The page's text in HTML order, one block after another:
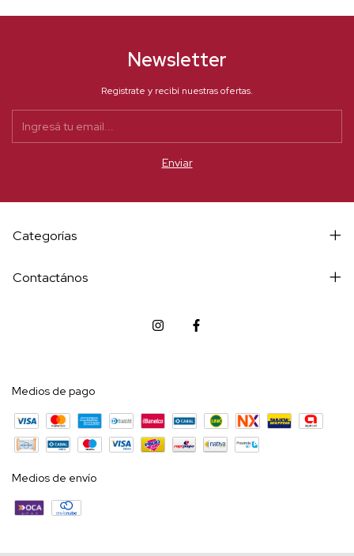
Newsletter
Registrate y recibí nuestras ofertas.
Categorías
Contactános
Medios de pago
Medios de envío